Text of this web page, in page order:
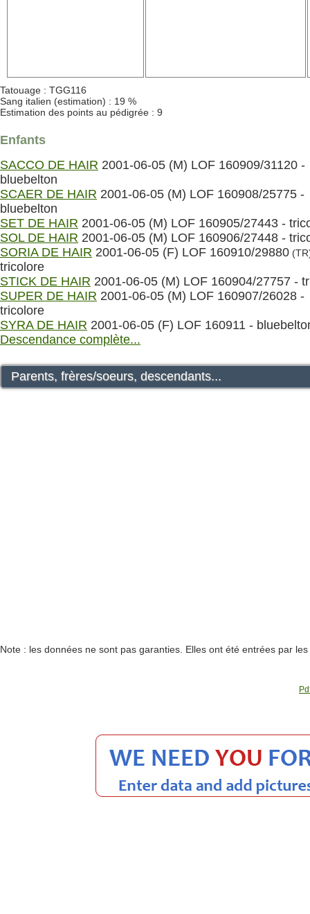
Tatouage : TGG116
Sang italien (estimation) : 19 %
Estimation des points au pédigrée : 9
Enfants
SACCO DE HAIR 2001-06-05 (M) LOF 160909/31120 -
bluebelton
SCAER DE HAIR 2001-06-05 (M) LOF 160908/25775 -
bluebelton
SET DE HAIR 2001-06-05 (M) LOF 160905/27443 -
SOL DE HAIR 2001-06-05 (M) LOF 160906/27448 -
SORIA DE HAIR 2001-06-05 (F) LOF 160910/29880
tricolore
STICK DE HAIR 2001-06-05 (M) LOF 160904/27757 -
SUPER DE HAIR 2001-06-05 (M) LOF 160907/26028 -
tricolore
SYRA DE HAIR 2001-06-05 (F) LOF 160911 -
Descendance complète...
Parents, frères/soeurs, descendants...
Note : les données ne sont pas garanties. Elles ont été entrées par